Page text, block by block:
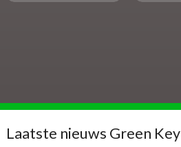
Laatste nieuws Green Key